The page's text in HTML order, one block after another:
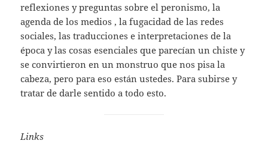
reflexiones y preguntas sobre el peronismo, la
agenda de los medios , la fugacidad de las redes
sociales, las traducciones e interpretaciones de la
época y las cosas esenciales que parecían un chiste y
se convirtieron en un monstruo que nos pisa la
cabeza, pero para eso están ustedes. Para subirse y
tratar de darle sentido a todo esto.
Links